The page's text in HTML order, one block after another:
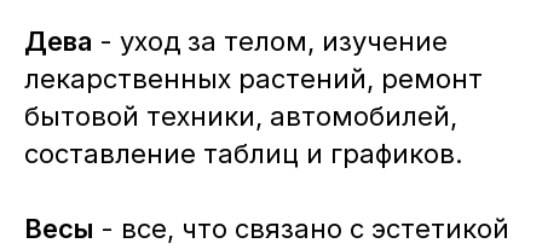
Дева - уход за телом, изучение
лекарственных растений, ремонт
бытовой техники, автомобилей,
составление таблиц и графиков.
Весы - все, что связано с эстетикой